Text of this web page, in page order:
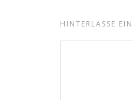
HINTERLASSE